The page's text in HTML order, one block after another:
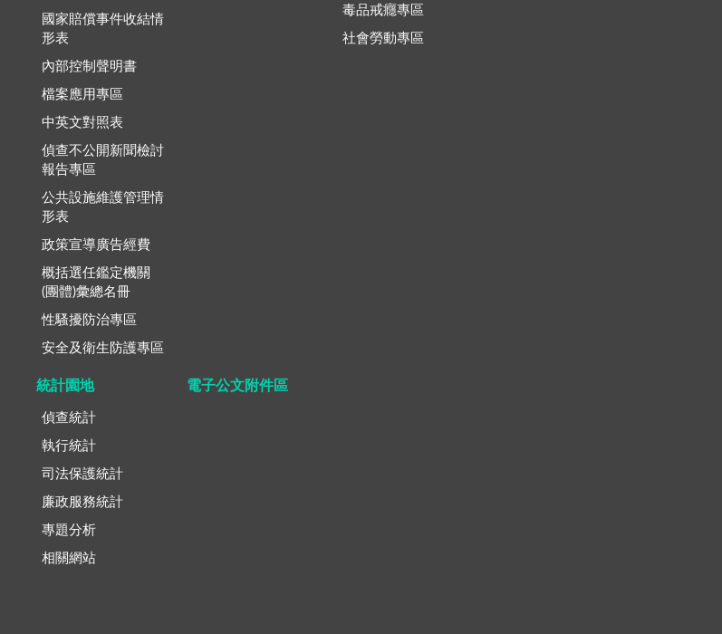
國家賠償事件收結情
形表
內部控制聲明書
檔案應用專區
中英文對照表
偵查不公開新聞檢討
報告專區
公共設施維護管理情
形表
政策宣導廣告經費
概括選任鑑定機關
(團體)彙總名冊
性騷擾防治專區
安全及衛生防護專區
毒品戒癮專區
社會勞動專區
統計園地
偵查統計
執行統計
司法保護統計
廉政服務統計
專題分析
相關網站
電子公文附件區